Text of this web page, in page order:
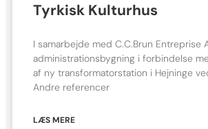
Tyrkisk Kulturhus
I samarbejde med C.C.Brun Entreprise
administrationsbygning i forbindelse
af ny transformatorstation i Hejninge
Andre referencer
LÆS MERE